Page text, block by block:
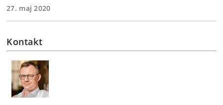
27. maj 2020
Kontakt